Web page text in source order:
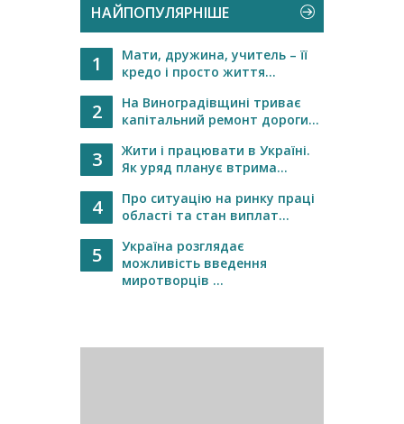
НАЙПОПУЛЯРНІШЕ
1
Мати, дружина, учитель – її
кредо і просто життя...
2
На Виноградівщині триває
капітальний ремонт дороги...
3
Жити і працювати в Україні.
Як уряд планує втрима...
4
Про ситуацію на ринку праці
області та стан виплат...
5
Україна розглядає
можливість введення
миротворців ...